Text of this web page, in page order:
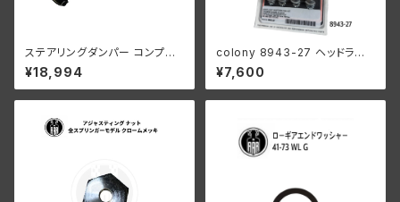
ステアリングダンパー コンプリ
ート グリーンレバー ハーレーダ
ビッドソン WLA WLC
¥18,994
colony 8943-27 ヘッドラン
プ レストレーションキット
¥7,600